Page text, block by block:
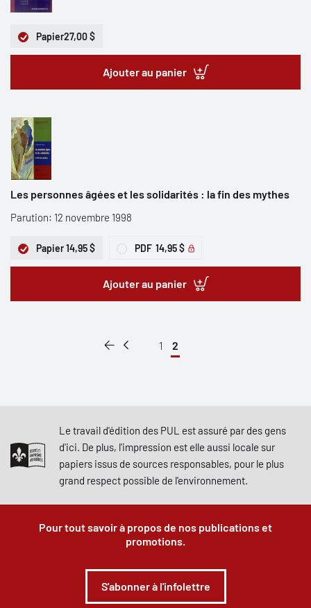
Papier27,00 $
Ajouter au panier
Les personnes âgées et les solidarités : la fin des mythes
Parution: 12 novembre 1998
Papier14,95 $ PDF 14,95 $
Ajouter au panier
1 2
Le travail d'édition des PUL est assuré par des gens
d'ici. De plus, l'impression est elle aussi locale sur
papiers issus de sources responsables, pour le plus
grand respect possible de l'environnement.
Pour tout savoir à propos de nos publications et
promotions.
S'abonner à l'infolettre